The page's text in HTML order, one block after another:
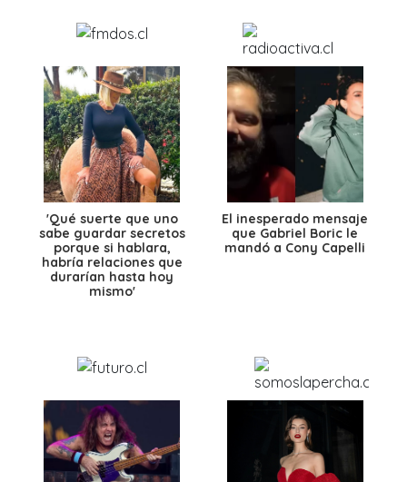
'Qué suerte que uno
sabe guardar secretos
porque si hablara,
habría relaciones que
durarían hasta hoy
mismo'
El inesperado mensaje
que Gabriel Boric le
mandó a Cony Capelli